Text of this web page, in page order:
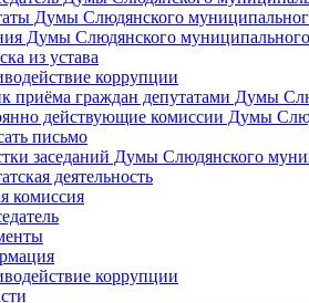
Думы Слюдянского
Думы Слюдянского муниципального
из устава
коррупции
приёма граждан депутатами Думы
действующие комиссии Думы
письмо
заседаний Думы Слюдянского
деятельность
комиссия
коррупции